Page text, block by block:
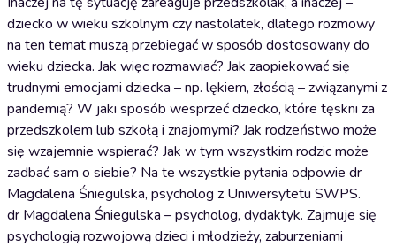
dziecko w wieku szkolnym czy nastolatek, dlatego rozmowy
na ten temat muszą przebiegać w sposób dostosowany do
wieku dziecka. Jak więc rozmawiać? Jak zaopiekować się
trudnymi emocjami dziecka – np. lękiem, złością – związanymi z
pandemią? W jaki sposób wesprzeć dziecko, które tęskni za
przedszkolem lub szkołą i znajomymi? Jak rodzeństwo może
się wzajemnie wspierać? Jak w tym wszystkim rodzic może
zadbać sam o siebie? Na te wszystkie pytania odpowie dr
Magdalena Śniegulska, psycholog z Uniwersytetu SWPS.
dr Magdalena Śniegulska – psycholog, dydaktyk. Zajmuje się
psychologią rozwojową dzieci i młodzieży, zaburzeniami